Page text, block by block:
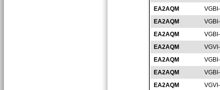
EA2AQM
EA2AQM
EA2AQM
EA2AQM
EA2AQM
EA2AQM
EA2AQM